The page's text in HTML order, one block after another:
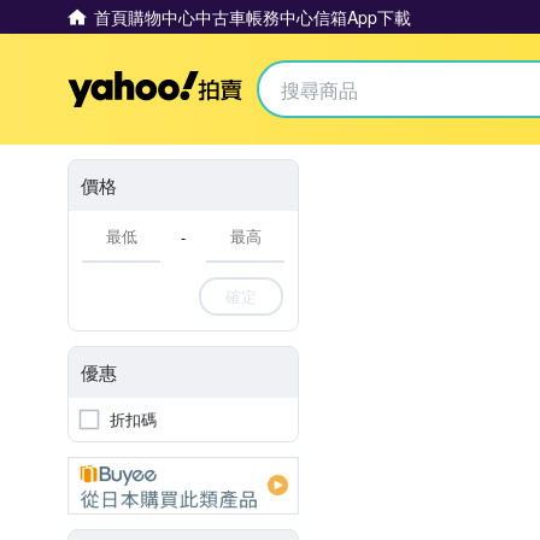
首頁購物中心中古車帳務中心信箱App下載
Yahoo拍賣
價格
-
確定
優惠
折扣碼